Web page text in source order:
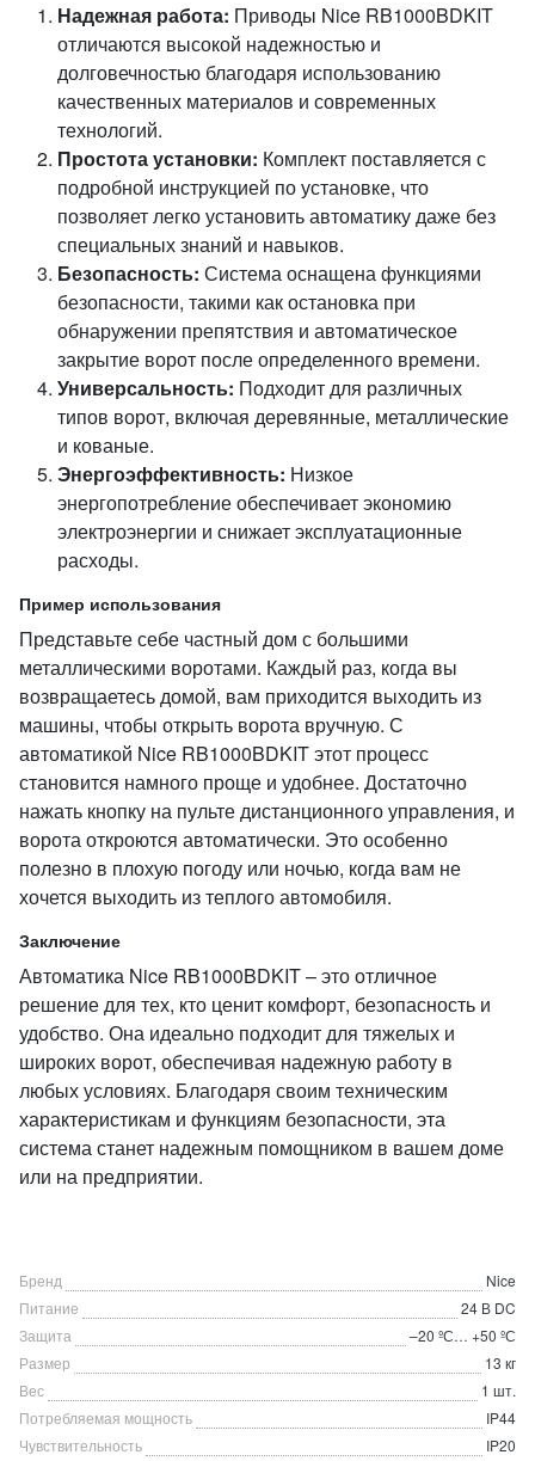
Надежная работа: Приводы Nice RB1000BDKIT
отличаются высокой надежностью и
долговечностью благодаря использованию
качественных материалов и современных
технологий.
Простота установки: Комплект поставляется с
подробной инструкцией по установке, что
позволяет легко установить автоматику даже без
специальных знаний и навыков.
Безопасность: Система оснащена функциями
безопасности, такими как остановка при
обнаружении препятствия и автоматическое
закрытие ворот после определенного времени.
Универсальность: Подходит для различных
типов ворот, включая деревянные, металлические
и кованые.
Энергоэффективность: Низкое
энергопотребление обеспечивает экономию
электроэнергии и снижает эксплуатационные
расходы.
Пример использования
Представьте себе частный дом с большими
металлическими воротами. Каждый раз, когда вы
возвращаетесь домой, вам приходится выходить из
машины, чтобы открыть ворота вручную. С
автоматикой Nice RB1000BDKIT этот процесс
становится намного проще и удобнее. Достаточно
нажать кнопку на пульте дистанционного управления, и
ворота откроются автоматически. Это особенно
полезно в плохую погоду или ночью, когда вам не
хочется выходить из теплого автомобиля.
Заключение
Автоматика Nice RB1000BDKIT – это отличное
решение для тех, кто ценит комфорт, безопасность и
удобство. Она идеально подходит для тяжелых и
широких ворот, обеспечивая надежную работу в
любых условиях. Благодаря своим техническим
характеристикам и функциям безопасности, эта
система станет надежным помощником в вашем доме
или на предприятии.
Бренд
Nice
Питание
24 В DC
Защита
–20 ºС… +50 ºС
Размер
13 кг
Вес
1 шт.
Потребляемая мощность
IP44
Чувствительность
IP20